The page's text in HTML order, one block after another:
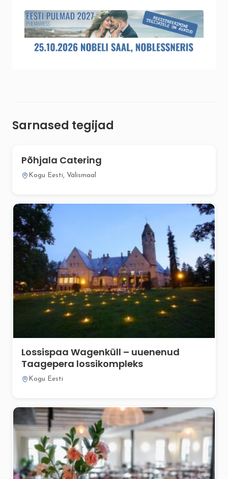
Sarnased tegijad
Põhjala Catering
Kogu Eesti, Välismaal
Lossispaa Wagenküll – uuenenud
Taagepera lossikompleks
Kogu Eesti